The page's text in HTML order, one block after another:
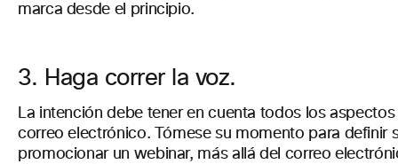
marca desde el principio.
3. Haga correr la voz.
La intención debe tener en cuenta todos los
correo electrónico. Tómese su momento para definir
promocionar un webinar, más allá del correo